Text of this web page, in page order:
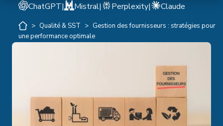
ChatGPT| Mistral| Perplexity| Claude
> Qualité & SST > Gestion des fournisseurs : stratégies pour
une performance optimale